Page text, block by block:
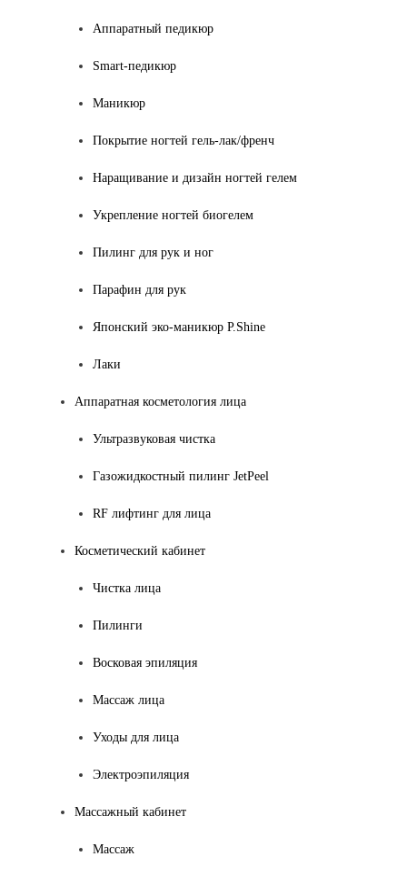
Аппаратный педикюр
Smart-педикюр
Маникюр
Покрытие ногтей гель-лак/френч
Наращивание и дизайн ногтей гелем
Укрепление ногтей биогелем
Пилинг для рук и ног
Парафин для рук
Японский эко-маникюр P.Shine
Лаки
Аппаратная косметология лица
Ультразвуковая чистка
Газожидкостный пилинг JetPeel
RF лифтинг для лица
Косметический кабинет
Чистка лица
Пилинги
Восковая эпиляция
Массаж лица
Уходы для лица
Электроэпиляция
Массажный кабинет
Массаж